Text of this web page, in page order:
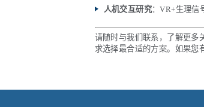
人机交互研究：VR+生理信
请随时与我们联系，了解更多
求选择最合适的方案。如果您